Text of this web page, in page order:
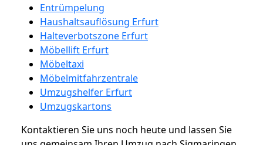
Entrümpelung
Haushaltsauflösung Erfurt
Halteverbotszone Erfurt
Möbellift Erfurt
Möbeltaxi
Möbelmitfahrzentrale
Umzugshelfer Erfurt
Umzugskartons
Kontaktieren Sie uns noch heute und lassen Sie